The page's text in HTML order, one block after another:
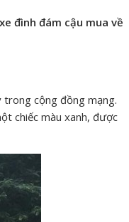
đình đám cậu mua về
trong cộng đồng mạng.
chiếc màu xanh, được